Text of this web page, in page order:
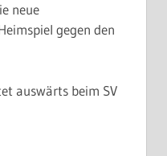
neue
gegen den
auswärts beim SV